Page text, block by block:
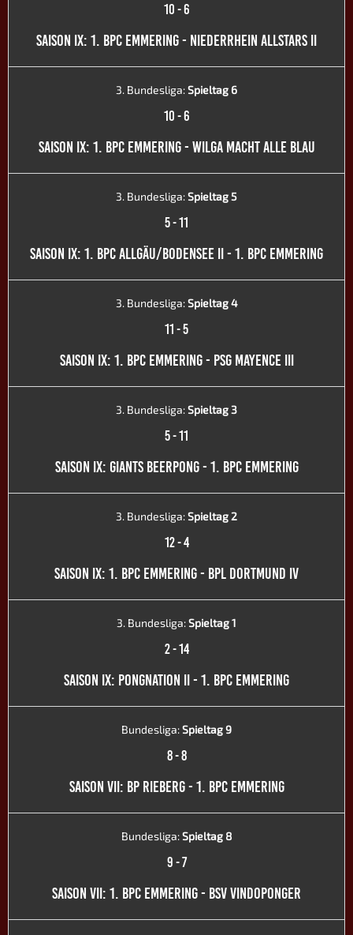
10-6
SAISON IX: 1. BPC EMMERING - NIEDERRHEIN ALLSTARS II
3. Bundesliga:Spieltag 6
10-6
SAISON IX: 1. BPC EMMERING - WILGA MACHT ALLE BLAU
3. Bundesliga:Spieltag 5
5-11
SAISON IX: 1. BPC ALLGÄU/BODENSEE II - 1. BPC EMMERING
3. Bundesliga:Spieltag 4
11-5
SAISON IX: 1. BPC EMMERING - PSG MAYENCE III
3. Bundesliga:Spieltag 3
5-11
SAISON IX: GIANTS BEERPONG - 1. BPC EMMERING
3. Bundesliga:Spieltag 2
12-4
SAISON IX: 1. BPC EMMERING - BPL DORTMUND IV
3. Bundesliga:Spieltag 1
2-14
SAISON IX: PONGNATION II - 1. BPC EMMERING
Bundesliga:Spieltag 9
8-8
SAISON VII: BP RIEBERG - 1. BPC EMMERING
Bundesliga:Spieltag 8
9-7
SAISON VII: 1. BPC EMMERING - BSV VINDOPONGER